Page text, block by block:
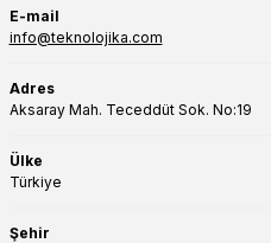
E-mail
info@teknolojika.com
Adres
Aksaray Mah. Teceddüt Sok. No:19
Ülke
Türkiye
Şehir